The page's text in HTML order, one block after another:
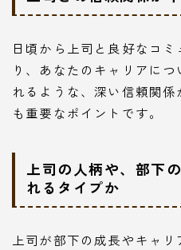
日頃から上司と良好なコ
り、あなたのキャリアに
れるような、深い信頼関
も重要なポイントです。
上司の人柄や、部下
れるタイプか
上司が部下の成長やキャ